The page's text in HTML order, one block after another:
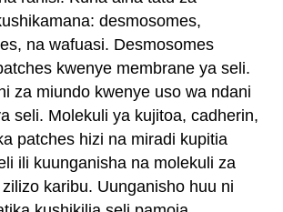
desmosomes,
na wafuasi. Desmosomes
kwenye membrane ya seli.
za miundo kwenye uso wa ndani
seli. Molekuli ya kujitoa, cadherin,
patches hizi na miradi kupitia
ili kuunganisha na molekuli za
karibu. Uunganisho huu ni